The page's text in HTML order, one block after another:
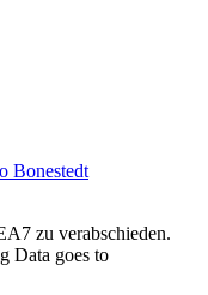
Bonestedt
zu verabschieden.
Data goes to